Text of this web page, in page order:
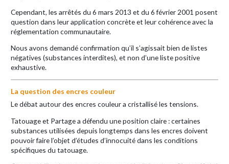
Cependant, les arrêtés du 6 mars 2013 et du 6 février 2001 posent
question dans leur application concrète et leur cohérence avec la
réglementation communautaire.
Nous avons demandé confirmation qu’il s’agissait bien de listes
négatives (substances interdites), et non d’une liste positive
exhaustive.
La question des encres couleur
Le débat autour des encres couleur a cristallisé les tensions.
Tatouage et Partage a défendu une position claire : certaines
substances utilisées depuis longtemps dans les encres doivent
pouvoir faire l’objet d’études d’innocuité dans les conditions
spécifiques du tatouage.